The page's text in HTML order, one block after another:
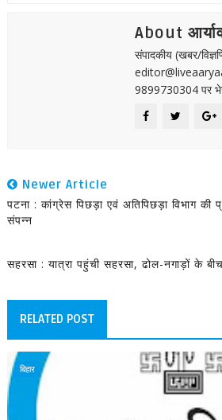
About
संपादकीय (खबर/
9899730304 पर
Newer Article
पटना : कांग्रेस पिछड़ा एवं अतिपिछड़ा विभाग की
संपन्न
सहरसा : यात्रा पहुंची सहरसा, ढोल-नगाड़ों के
RELATED POST
बिहार